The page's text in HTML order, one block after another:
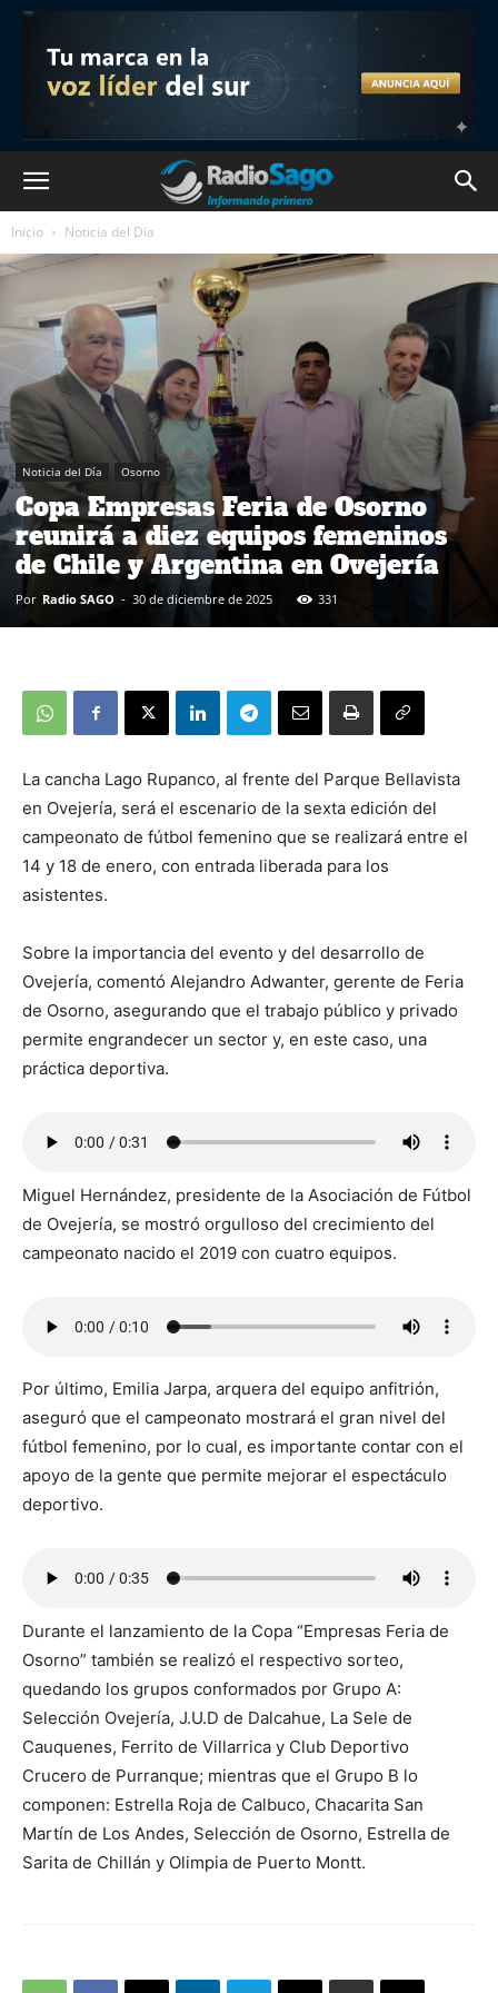
Inicio Noticia del Día
Noticia del Día Osorno
Copa Empresas Feria de Osorno
reunirá a diez equipos femeninos
de Chile y Argentina en Ovejería
Por Radio SAGO - 30 de diciembre de 2025 331
La cancha Lago Rupanco, al frente del Parque Bellavista
en Ovejería, será el escenario de la sexta edición del
campeonato de fútbol femenino que se realizará entre el
14 y 18 de enero, con entrada liberada para los
asistentes.
Sobre la importancia del evento y del desarrollo de
Ovejería, comentó Alejandro Adwanter, gerente de Feria
de Osorno, asegurando que el trabajo público y privado
permite engrandecer un sector y, en este caso, una
práctica deportiva.
Miguel Hernández, presidente de la Asociación de Fútbol
de Ovejería, se mostró orgulloso del crecimiento del
campeonato nacido el 2019 con cuatro equipos.
Por último, Emilia Jarpa, arquera del equipo anfitrión,
aseguró que el campeonato mostrará el gran nivel del
fútbol femenino, por lo cual, es importante contar con el
apoyo de la gente que permite mejorar el espectáculo
deportivo.
Durante el lanzamiento de la Copa “Empresas Feria de
Osorno” también se realizó el respectivo sorteo,
quedando los grupos conformados por Grupo A:
Selección Ovejería, J.U.D de Dalcahue, La Sele de
Cauquenes, Ferrito de Villarrica y Club Deportivo
Crucero de Purranque; mientras que el Grupo B lo
componen: Estrella Roja de Calbuco, Chacarita San
Martín de Los Andes, Selección de Osorno, Estrella de
Sarita de Chillán y Olimpia de Puerto Montt.